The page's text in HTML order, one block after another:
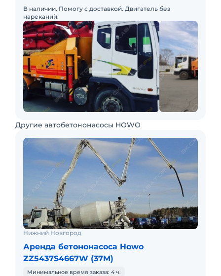
В наличии. Помогу с доставкой. Двигатель без
нареканий.
Другие автобетононасосы HOWO
Нижний Новгород
Аренда бетононасоса Howo
ZZ5437S4667W (37M)
Минимальное время заказа: 4 ч.